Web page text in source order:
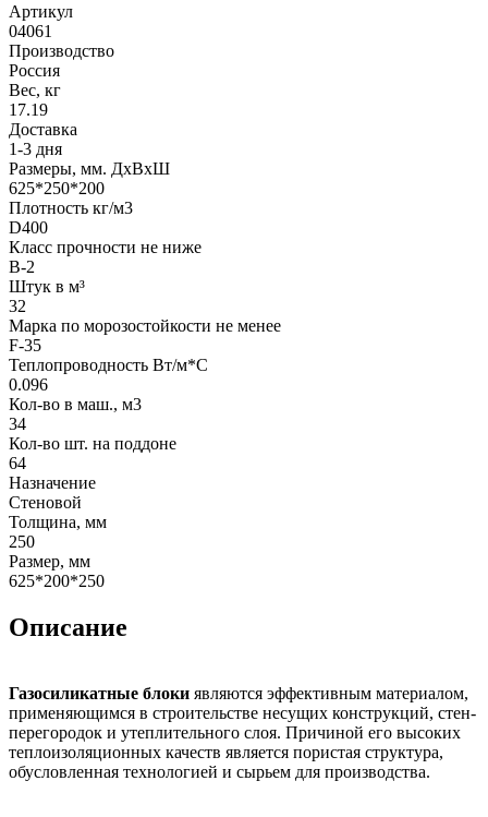
Артикул
04061
Производство
Россия
Вес, кг
17.19
Доставка
1-3 дня
Размеры, мм. ДхВхШ
625*250*200
Плотность кг/м3
D400
Класс прочности не ниже
B-2
Штук в м³
32
Марка по морозостойкости не менее
F-35
Теплопроводность Вт/м*С
0.096
Кол-во в маш., м3
34
Кол-во шт. на поддоне
64
Назначение
Стеновой
Толщина, мм
250
Размер, мм
625*200*250
Описание
Газосиликатные блоки являются эффективным материалом,
применяющимся в строительстве несущих конструкций, стен-
перегородок и утеплительного слоя. Причиной его высоких
теплоизоляционных качеств является пористая структура,
обусловленная технологией и сырьем для производства.